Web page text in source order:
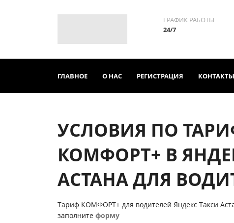
ГРАФИК РАБОТЫ
24/7
ГЛАВНОЕ О НАС РЕГИСТРАЦИЯ КОНТАКТЫ
УСЛОВИЯ ПО
КОМФОРТ+ В
АСТАНА ДЛЯ
Тариф КОМФОРТ+ для водителей Яндекс Такси
заполните форму